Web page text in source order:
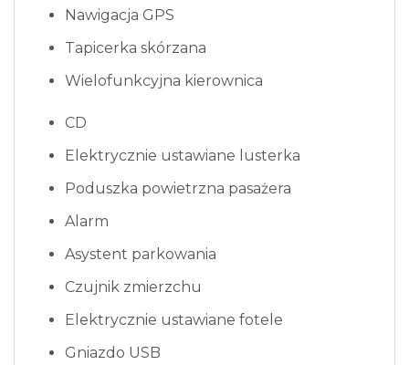
Nawigacja GPS
Tapicerka skórzana
Wielofunkcyjna kierownica
CD
Elektrycznie ustawiane lusterka
Poduszka powietrzna pasażera
Alarm
Asystent parkowania
Czujnik zmierzchu
Elektrycznie ustawiane fotele
Gniazdo USB